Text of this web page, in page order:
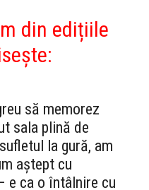
din edițiile
să memorez
sala plină de
la gură, am
aștept cu
e ca o întâlnire cu